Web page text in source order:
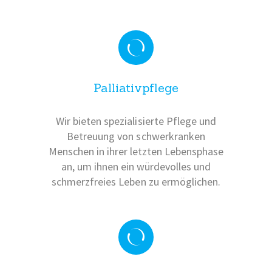
Palliativpflege
Wir bieten spezialisierte Pflege und
Betreuung von schwerkranken
Menschen in ihrer letzten Lebensphase
an, um ihnen ein würdevolles und
schmerzfreies Leben zu ermöglichen.